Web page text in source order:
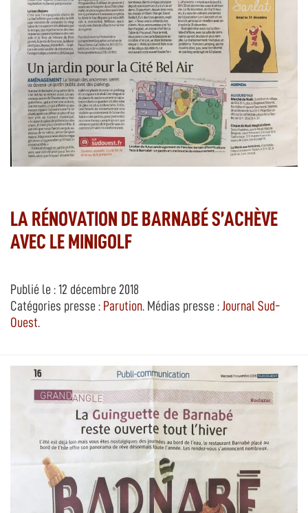
LA RÉNOVATION DE BARNABÉ S’ACHÈVE
AVEC LE MINIGOLF
Publié le : 12 décembre 2018
Catégories presse : Parution . Médias presse : Journal Sud-
Ouest